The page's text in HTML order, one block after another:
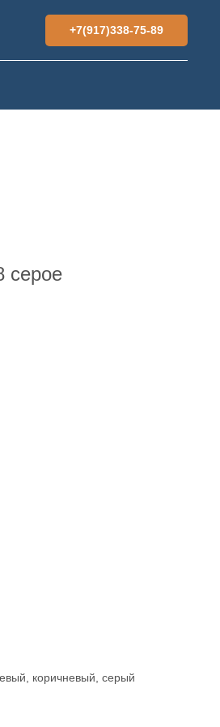
+7(917)338-75-89
серое
коричневый, серый